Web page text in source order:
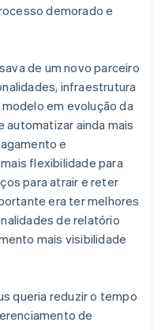
demorado e
de um novo parceiro
infraestrutura
em evolução da
automatizar ainda mais
e
flexibilidade para
para atrair e reter
era ter melhores
de relatório
mais visibilidade
queria reduzir o tempo
de